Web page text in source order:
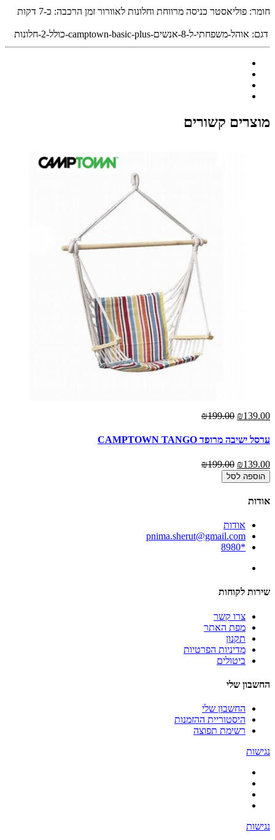
חומר: פוליאסטר כניסה מרווחת וחלונות לאוורור זמן הרכבה: כ-7 דקות
דגם: אוהל-משפחתי-ל-8-אנשים-camptown-basic-plus-כולל-2-חלונות
מוצרים קשורים
₪139.00
₪199.00
ערסל ישיבה מרופד CAMPTOWN TANGO
₪139.00
₪199.00
הוספה לסל
אודות
אודות
pnima.sherut@gmail.com
*8980
שירות לקוחות
צרו קשר
מפת האתר
תקנון
מדיניות הפרטיות
ביטולים
החשבון שלי
החשבון שלי
היסטוריית ההזמנות
רשימת תפוצה
נגישות
נגישות